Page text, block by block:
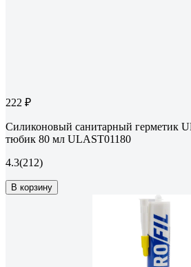
222 ₽
Силиконовый санитарный герметик
тюбик 80 мл ULAST01180
4.3(212)
В корзину